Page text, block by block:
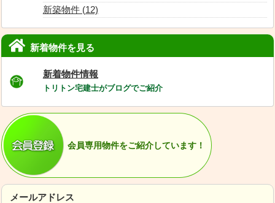
新築物件 (12)
新着物件を見る
新着物件情報
トリトン宅建士がブログでご紹介
会員専用物件をご紹介しています！
メールアドレス